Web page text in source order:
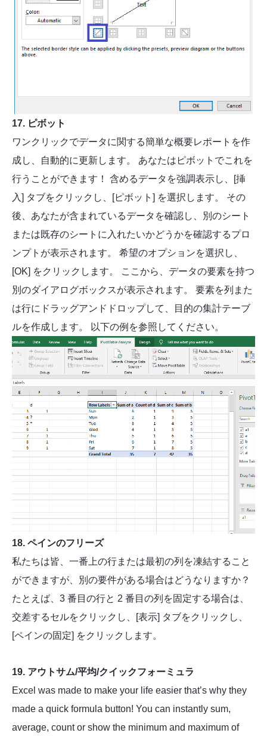
17. ピボット
ワンクリックでデータに関する簡単な概要レポートを作
成し、自動的に更新します。 あなたはピボットでこれを
行うことができます！ 含めるデータを強調表示し、[挿
入] タブをクリックし、[ピボット] を選択します。 その
後、あなたが含まれているデータを確認し、別のシート
または既存のシートに入れたいかどうかを確認するプロ
ンプトが表示されます。 希望のオプションを選択し、
[OK] をクリックします。 ここから、データの要素を持つ
別のダイアログボックスが表示されます。 要素を列また
は行にドラッグアンドドロップして、目的の集計テーブ
ルを作成します。 以下の例を参照してください。
18. ペインのフリーズ
私たちは皆、一番上の行または最初の列を凍結すること
ができますが、別の要件がある場合はどうなりますか？
たとえば、3 番目の行と 2 番目の列を固定する場合は、
交差するセルをクリックし、[表示] タブをクリックし、
[ペインの固定] をクリックします。
19. アウトサム/平均/クイックフォーミュラ
Excel was made to make your life easier that’s why they
made a quick formula button! You can instantly sum,
average, count or show the minimum and maximum of